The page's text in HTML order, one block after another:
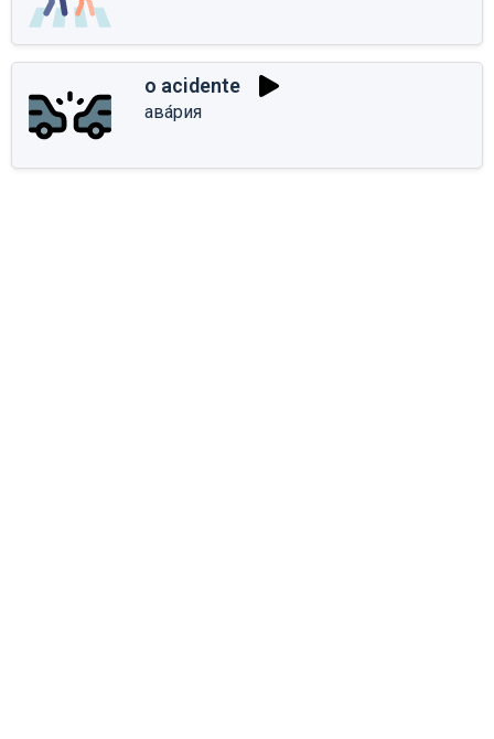
o acidente
ава́рия